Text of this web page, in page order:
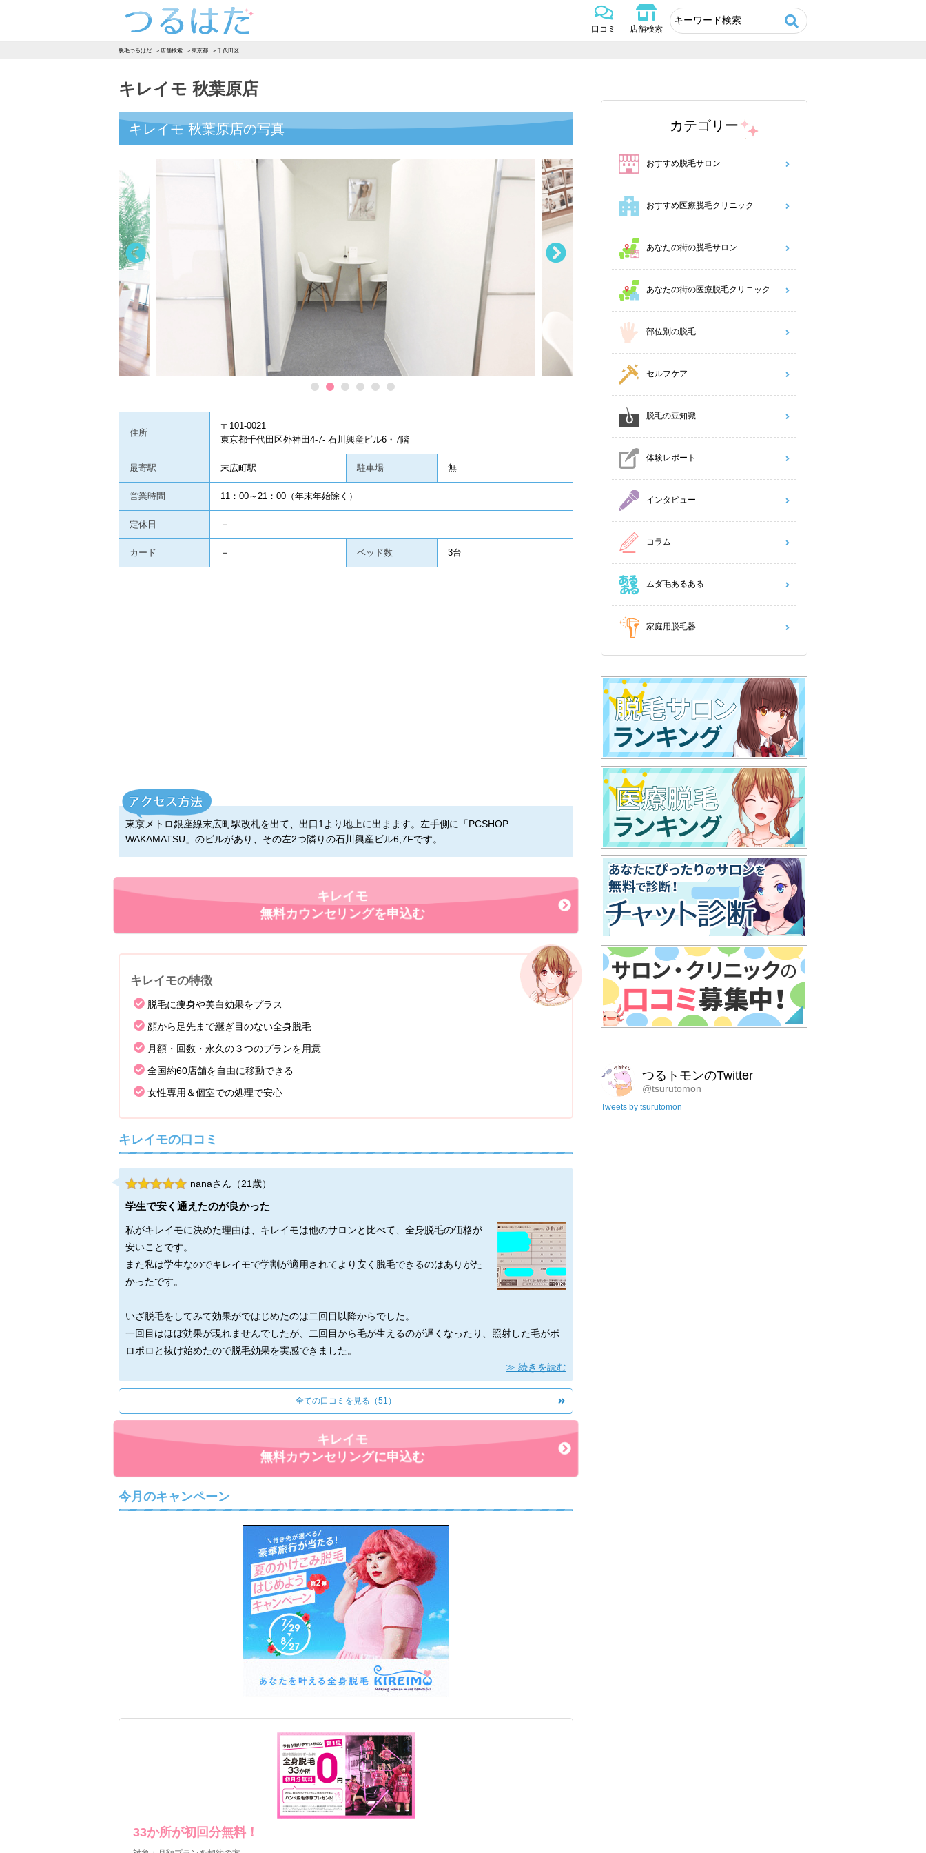
口コミ 店舗検索
脱毛つるはだ 店舗検索 東京都 千代田区
キレイモ 秋葉原店
キレイモ 秋葉原店の写真
住所
〒101-0021
東京都千代田区外神田4-7- 石川興産ビル6・7階
最寄駅 末広町駅 駐車場 無
営業時間 11：00～21：00（年末年始除く）
定休日 －
カード － ベッド数 3台
東京メトロ銀座線末広町駅改札を出て、出口1より地上に出まます。左手側に「PCSHOP
WAKAMATSU」のビルがあり、その左2つ隣りの石川興産ビル6,7Fです。
キレイモ
無料カウンセリングを申込む
キレイモの特徴
脱毛に痩身や美白効果をプラス
顔から足先まで継ぎ目のない全身脱毛
月額・回数・永久の３つのプランを用意
全国約60店舗を自由に移動できる
女性専用＆個室での処理で安心
キレイモの口コミ
nanaさん（21歳）
学生で安く通えたのが良かった
私がキレイモに決めた理由は、キレイモは他のサロンと比べて、全身脱毛の価格が
安いことです。
また私は学生なのでキレイモで学割が適用されてより安く脱毛できるのはありがた
かったです。
いざ脱毛をしてみて効果がではじめたのは二回目以降からでした。
一回目はほぼ効果が現れませんでしたが、二回目から毛が生えるのが遅くなったり、照射した毛がポ
ロポロと抜け始めたので脱毛効果を実感できました。
私は全身脱毛学割6回パックのプランで終了しました。
なぜなら脱毛の追加も考えましたが、毛の量が半分以下になったことや毛が細くなったので自己処理
で満足できるレベルまでになったからです。
しかし6回だと完全に毛が生えなくなるまでツルツルにはならないので、完全にツルツルな体を目指す
悩んでいる方はぜひ無料カウンセリングに行ってみてください。
実際行ってみたときの感想として、スタッフさんが親切でとても好印象でした。脱毛のしくみや料金
プランまで詳しく教えてくださいます。
キレイモでは無料カウンセリング時にハンド脱毛体験ができるので、気軽に訪れてみてください。
続きを読む
全ての口コミを見る（51）
キレイモ
無料カウンセリングに申込む
今月のキャンペーン
33か所が初回分無料！
カテゴリー
おすすめ脱毛サロン
おすすめ医療脱毛クリニック
あなたの街の脱毛サロン
あなたの街の医療脱毛クリニック
部位別の脱毛
セルフケア
脱毛の豆知識
体験レポート
インタビュー
コラム
ムダ毛あるある
家庭用脱毛器
つるトモンのTwitter
@tsurutomon
Tweets by tsurutomon